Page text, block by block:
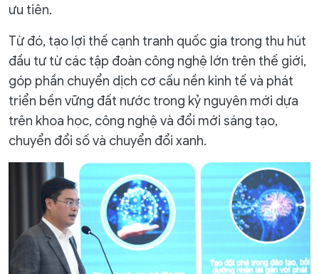
ưu tiên.
Từ đó, tạo lợi thế cạnh tranh quốc gia trong thu hút
đầu tư từ các tập đoàn công nghệ lớn trên thế giới,
góp phần chuyển dịch cơ cấu nền kinh tế và phát
triển bền vững đất nước trong kỷ nguyên mới dựa
trên khoa học, công nghệ và đổi mới sáng tạo,
chuyển đổi số và chuyển đổi xanh.